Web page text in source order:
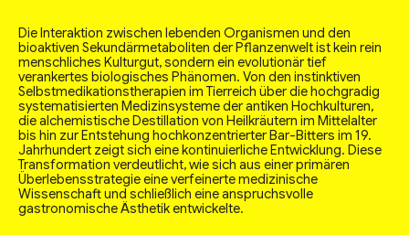
Die Interaktion zwischen lebenden Organismen und den
bioaktiven Sekundärmetaboliten der Pflanzenwelt ist kein rein
menschliches Kulturgut, sondern ein evolutionär tief
verankertes biologisches Phänomen. Von den instinktiven
Selbstmedikationstherapien im Tierreich über die hochgradig
systematisierten Medizinsysteme der antiken Hochkulturen,
die alchemistische Destillation von Heilkräutern im Mittelalter
bis hin zur Entstehung hochkonzentrierter Bar-Bitters im 19.
Jahrhundert zeigt sich eine kontinuierliche Entwicklung. Diese
Transformation verdeutlicht, wie sich aus einer primären
Überlebensstrategie eine verfeinerte medizinische
Wissenschaft und schließlich eine anspruchsvolle
gastronomische Ästhetik entwickelte.